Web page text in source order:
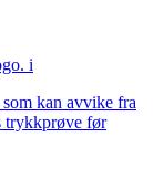
i
kan avvike fra
trykkprøve før